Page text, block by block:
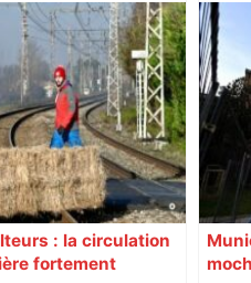
: la circulation
fortement